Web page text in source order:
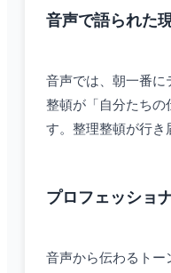
音声で語られた
音声では、朝一番に
整頓が「自分たちの
す。整理整頓が行き
プロフェッショ
音声から伝わるトー